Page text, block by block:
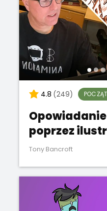
4.8 (249)
poprzez
Tony Bancroft